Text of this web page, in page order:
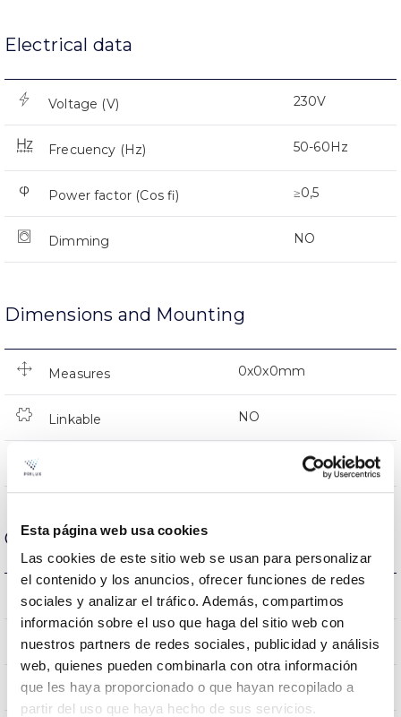
Esta página web usa cookies
Las cookies de este sitio web se usan para personalizar
el contenido y los anuncios, ofrecer funciones de redes
sociales y analizar el tráfico. Además, compartimos
información sobre el uso que haga del sitio web con
nuestros partners de redes sociales, publicidad y análisis
web, quienes pueden combinarla con otra información
que les haya proporcionado o que hayan recopilado a
partir del uso que haya hecho de sus servicios.
Electrical data
Voltage (V) 230V
Frecuency (Hz) 50-60Hz
Power factor (Cos fi) ≥0,5
Dimming NO
Dimensions and Mounting
Measures 0x0x0mm
Linkable NO
Optical data
Colour temperature 2700K
CRI Colour rendering index 80
Opening angle 280